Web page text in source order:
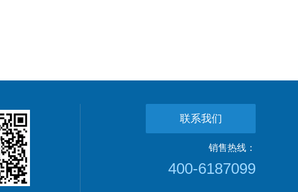
联系我们
销售热线：
400-6187099